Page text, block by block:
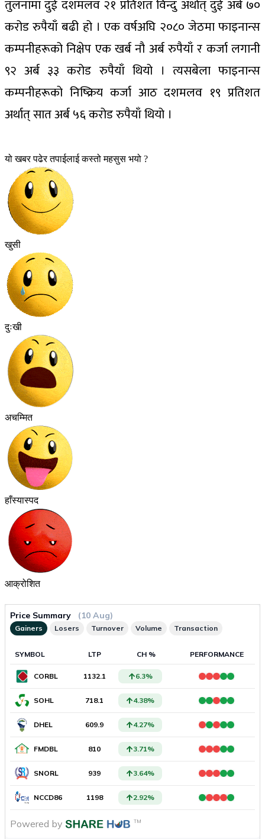
तुलनामा दुई दशमलव २१ प्रतिशत विन्दु अर्थात् दुई अर्ब ७०
करोड रुपैयाँ बढी हो । एक वर्षअघि २०८० जेठमा फाइनान्स
कम्पनीहरूको निक्षेप एक खर्ब नौ अर्ब रुपैयाँ र कर्जा लगानी
९२ अर्ब ३३ करोड रुपैयाँ थियो । त्यसबेला फाइनान्स
कम्पनीहरूको निष्क्रिय कर्जा आठ दशमलव १९ प्रतिशत
अर्थात् सात अर्ब ५६ करोड रुपैयाँ थियो ।
यो खबर पढेर तपाईलाई कस्तो महसुस भयो ?
खुसी
दुःखी
अचम्मित
हाँस्यास्पद
आक्रोशित